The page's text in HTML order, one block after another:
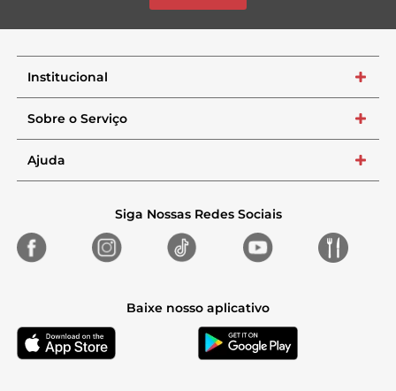
Institucional +
Sobre o Serviço +
Ajuda +
Siga Nossas Redes Sociais
Baixe nosso aplicativo